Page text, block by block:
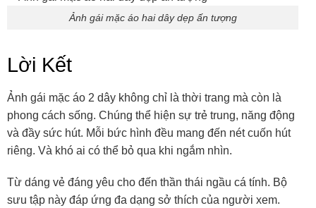
Ảnh gái mặc áo hai dây dẹp ấn tượng
Lời Kết
Ảnh gái mặc áo 2 dây không chỉ là thời trang mà còn là
phong cách sống. Chúng thể hiện sự trẻ trung, năng động
và đầy sức hút. Mỗi bức hình đều mang đến nét cuốn hút
riêng. Và khó ai có thể bỏ qua khi ngắm nhìn.
Từ dáng vẻ đáng yêu cho đến thần thái ngầu cá tính. Bộ
sưu tập này đáp ứng đa dạng sở thích của người xem.